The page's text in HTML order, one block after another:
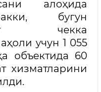
алоҳида
бугун
чекка
учун 1 055
объектида 60
хизматларини